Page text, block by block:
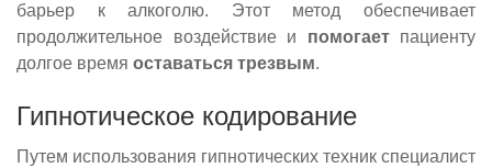
барьер к алкоголю. Этот метод обеспечивает
продолжительное воздействие и помогает пациенту
долгое время оставаться трезвым.
Гипнотическое кодирование
Путем использования гипнотических техник специалист